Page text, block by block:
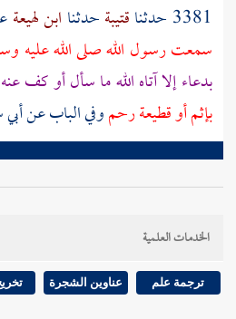
3381 حدثنا
قتيبةحدثنا ابن لهيعة
سمعت رسول الله صلى الله عليه
بدعاء إلا آتاه الله ما سأل أو كف
بإثم أو قطيعة رحموفي الباب عن
الخدمات العلمية
ترجمة علم عناوين الشجرة